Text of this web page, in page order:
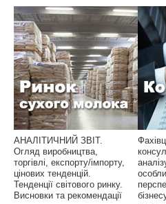
АНАЛІТИЧНИЙ ЗВІТ.
Огляд виробництва,
торгівлі, експорту/імпорту,
цінових тенденцій.
Тенденції світового ринку.
Висновки та рекомендації